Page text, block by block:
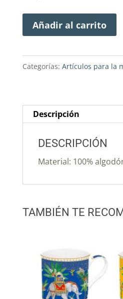
Añadir al carrito
Categorías: Artículos para la
Descripción
DESCRIPCIÓN
Material: 100%
TAMBIÉN TE